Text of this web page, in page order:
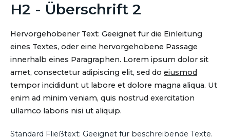
H2 - Überschrift 2
Hervorgehobener Text: Geeignet für die Einleitung
eines Textes, oder eine hervorgehobene Passage
innerhalb eines Paragraphen. Lorem ipsum dolor sit
amet, consectetur adipiscing elit, sed do eiusmod
tempor incididunt ut labore et dolore magna aliqua. Ut
enim ad minim veniam, quis nostrud exercitation
ullamco laboris nisi ut aliquip.
Standard Fließtext: Geeignet für beschreibende Texte.